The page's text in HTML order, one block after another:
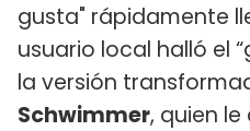
gusta" rápidamente
usuario local halló el
la versión
Schwimmer, quien le